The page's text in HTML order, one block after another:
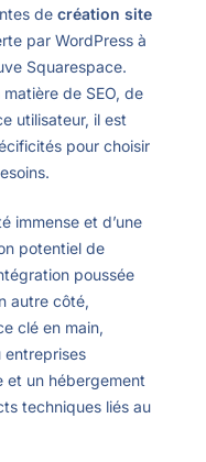
de création site
par WordPress à
Squarespace.
de SEO, de
utilisateur, il est
pour choisir
immense et d’une
potentiel de
poussée
autre côté,
clé en main,
entreprises
et un hébergement
techniques liés au